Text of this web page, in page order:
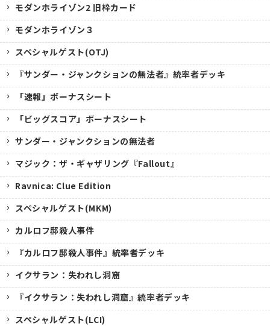
モダンホライゾン2 旧枠カード
モダンホライゾン３
スペシャルゲスト(OTJ)
『サンダー・ジャンクションの無法者』統率者デッキ
「速報」ボーナスシート
「ビッグスコア」ボーナスシート
サンダー・ジャンクションの無法者
マジック：ザ・ギャザリング『Fallout』
Ravnica: Clue Edition
スペシャルゲスト(MKM)
カルロフ邸殺人事件
『カルロフ邸殺人事件』統率者デッキ
イクサラン：失われし洞窟
『イクサラン：失われし洞窟』統率者デッキ
スペシャルゲスト(LCI)